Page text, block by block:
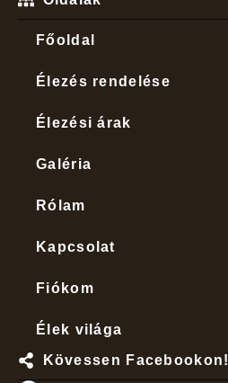
Főoldal
Élezés rendelése
Élezési árak
Galéria
Rólam
Kapcsolat
Fiókom
Élek világa
Kövessen Facebookon!